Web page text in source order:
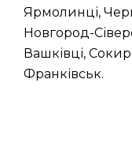
Ярмолинці,
Новгород-
Вашківці,
Франківськ.